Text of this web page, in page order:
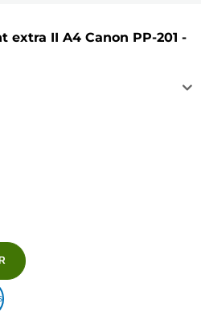
extra II A4 Canon PP-201 -